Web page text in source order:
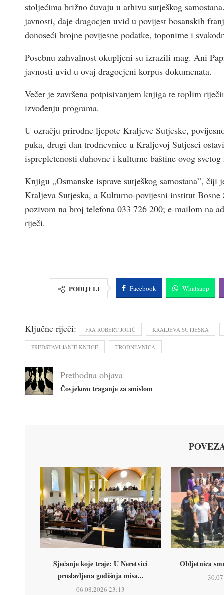
stoljećima brižno čuvaju u arhivu sutješkog
javnosti, daje dragocjen uvid u povijest bosanskih
donoseći brojne povijesne podatke, toponime i
Posebnu zahvalnost okupljeni su izrazili mag. Ani
javnosti uvid u ovaj dragocjeni korpus dokumenata.
Večer je završena potpisivanjem knjiga te toplim
izvođenju programa.
U ozračju prirodne ljepote Kraljeve Sutjeske,
puka, drugi dan trodnevnice u Kraljevoj Sutjesci
isprepletenosti duhovne i kulturne baštine ovog svetog
Knjigu „Osmanske isprave sutješkog samostana”,
Kraljeva Sutjeska, a Kulturno-povijesni institut
pozivom na broj telefona 033 726 200; e-mailom na
riječi.
PODIJELI Facebook Whatsapp
Ključne riječi: FRA ROBERT JOLIĆ KRALJEVA SUTJESKA
PREDSTAVLJANJE KNJIGE TRODNEVNICA
Prethodna objava
Čovjekovo traganje za smislom
Sjećanje koje traje: U Neretvici
proslavljena godišnja misa...
06.08.2026 23:13
Obljetnica